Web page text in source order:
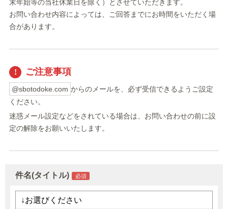
末年始等の当社休業日を除く）とさせていただきます。
お問い合わせ内容によっては、ご回答までにお時間をいただく場
合があります。
ご注意事項
@sbotodoke.com からのメールを、必ず受信できるようご設定
ください。
迷惑メール設定などをされている場合は、お問い合わせの前に設
定の解除をお願いいたします。
件名(タイトル)